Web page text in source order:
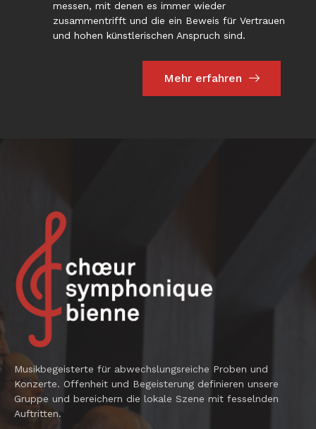
messen, mit denen es immer wieder
zusammentrifft und die ein Beweis für Vertrauen
und hohen künstlerischen Anspruch sind.
Mehr erfahren
Musikbegeisterte für abwechslungsreiche Proben und
Konzerte. Offenheit und Begeisterung definieren unsere
Gruppe und bereichern die lokale Szene mit fesselnden
Auftritten.